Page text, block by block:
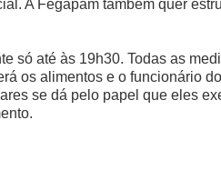
A Fegapam também quer
só até às 19h30. Todas as
os alimentos e o funcionário
se dá pelo papel que eles